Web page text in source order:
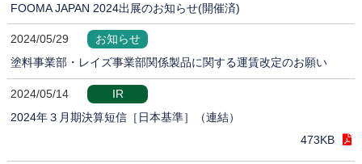
FOOMA JAPAN 2024出展のお知らせ(開催済)
2024/05/29
お知らせ
塗料事業部・レイズ事業部関係製品に関する運賃改定のお願い
2024/05/14
IR
2024年３月期決算短信［日本基準］（連結）
473KB